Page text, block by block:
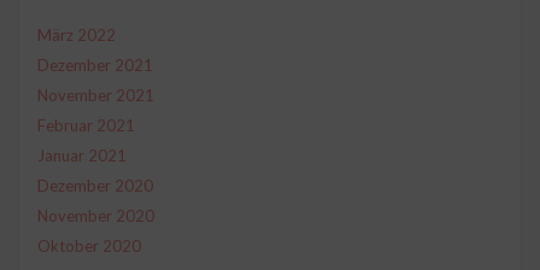
März 2022
Dezember 2021
November 2021
Februar 2021
Januar 2021
Dezember 2020
November 2020
Oktober 2020